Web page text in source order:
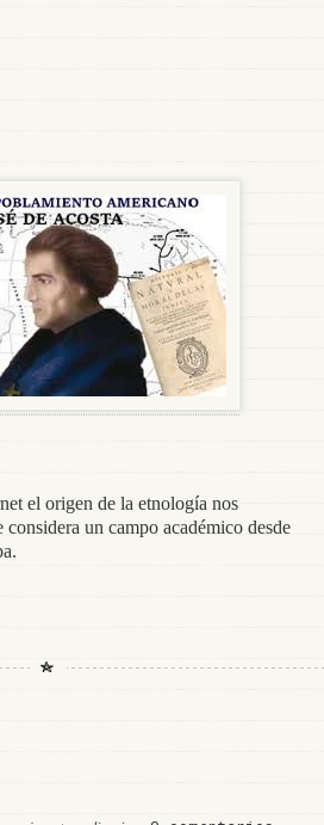
el origen de la etnología nos
un campo académico desde